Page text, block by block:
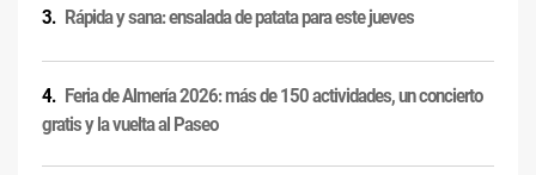
Rápida y sana: ensalada de patata para este jueves
Feria de Almería 2026: más de 150 actividades, un concierto
gratis y la vuelta al Paseo